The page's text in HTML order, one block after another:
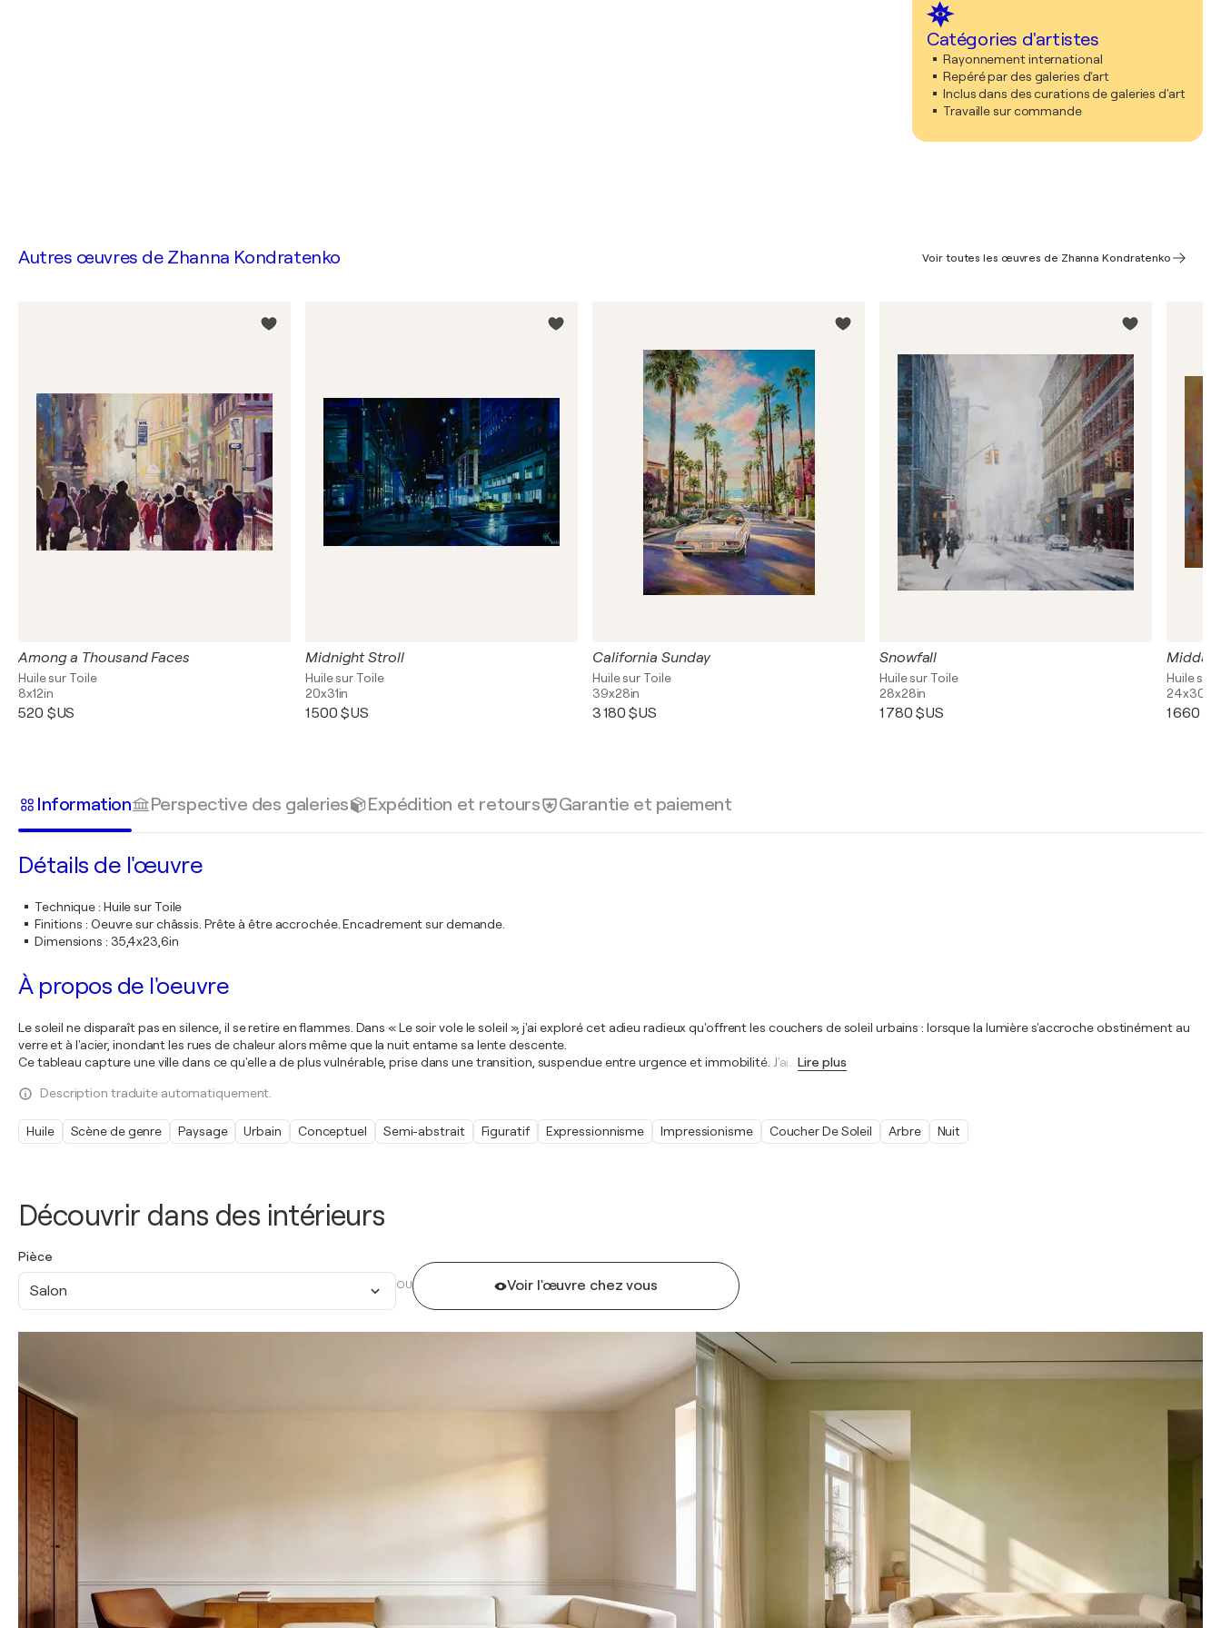
Catégories d'artistes
Rayonnement international
Repéré par des galeries d'art
Inclus dans des curations de galeries d'art
Travaille sur commande
Découvrir dans des intérieurs
Pièce
Salon OU Voir l'œuvre chez vous
Autres œuvres de Zhanna Kondratenko Voir toutes les œuvres de Zhanna Kondratenko
Among a Thousand Faces
Huile sur Toile
8x12in
520 $US
Midnight Stroll
Huile sur Toile
20x31in
1 500 $US
California Sunday
Huile sur Toile
39x28in
3 180 $US
Snowfall
Huile sur Toile
28x28in
1 780 $US
Midday
Huile sur
24x30in
1 660
Information Perspective des galeries Expédition et retours Garantie et paiement
Détails de l'œuvre
Technique: Huile sur Toile
Finitions : Oeuvre sur châssis. Prête à être accrochée. Encadrement sur demande.
Dimensions : 35,4x23,6in
À propos de l'oeuvre
Le soleil ne disparaît pas en silence, il se retire en flammes. Dans « Le soir vole le soleil », j'ai exploré cet adieu radieux qu'offrent les couchers de soleil urbains : lorsque la lumière s'accroche obstinément au
verre et à l'acier, inondant les rues de chaleur alors même que la nuit entame sa lente descente.
Ce tableau capture une ville dans ce qu'elle a de plus vulnérable, prise dans une transition, suspendue entre urgence et immobilité. J'ai
Lire plus
Description traduite automatiquement.
Huile Scène de genre Paysage Urbain Conceptuel Semi-abstrait Figuratif Expressionnisme Impressionisme Coucher De Soleil Arbre Nuit